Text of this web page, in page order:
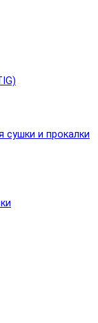
сушки и прокалки